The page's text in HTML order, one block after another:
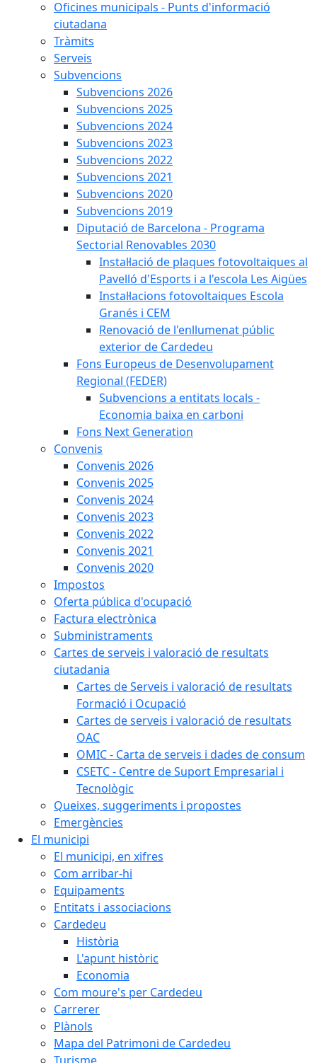
Oficines municipals - Punts d'informació
ciutadana
Tràmits
Serveis
Subvencions
Subvencions 2026
Subvencions 2025
Subvencions 2024
Subvencions 2023
Subvencions 2022
Subvencions 2021
Subvencions 2020
Subvencions 2019
Diputació de Barcelona - Programa
Sectorial Renovables 2030
Instal·lació de plaques fotovoltaiques al
Pavelló d'Esports i a l'escola Les Aigües
Instal·lacions fotovoltaiques Escola
Granés i CEM
Renovació de l'enllumenat públic
exterior de Cardedeu
Fons Europeus de Desenvolupament
Regional (FEDER)
Subvencions a entitats locals -
Economia baixa en carboni
Fons Next Generation
Convenis
Convenis 2026
Convenis 2025
Convenis 2024
Convenis 2023
Convenis 2022
Convenis 2021
Convenis 2020
Impostos
Oferta pública d'ocupació
Factura electrònica
Subministraments
Cartes de serveis i valoració de resultats
ciutadania
Cartes de Serveis i valoració de resultats
Formació i Ocupació
Cartes de serveis i valoració de resultats
OAC
OMIC - Carta de serveis i dades de consum
CSETC - Centre de Suport Empresarial i
Tecnològic
Queixes, suggeriments i propostes
Emergències
El municipi
El municipi, en xifres
Com arribar-hi
Equipaments
Entitats i associacions
Cardedeu
Història
L'apunt històric
Economia
Com moure's per Cardedeu
Carrerer
Plànols
Mapa del Patrimoni de Cardedeu